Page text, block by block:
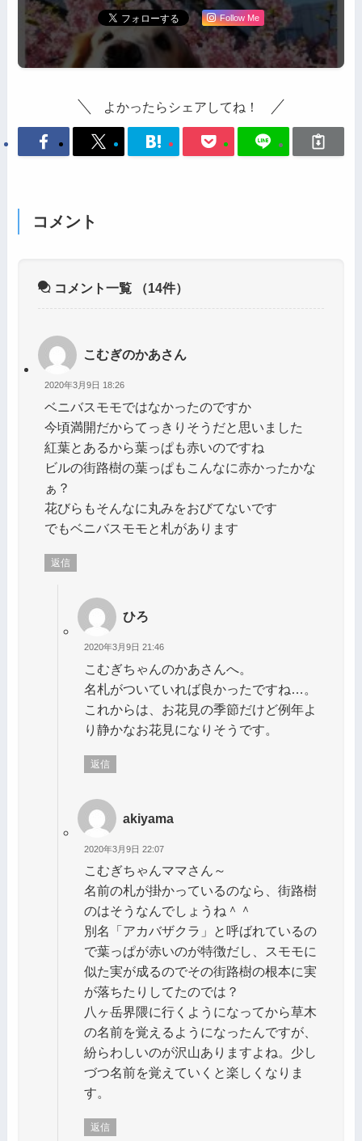
Follow Me
よかったらシェアしてね！
コメント
コメント一覧 （14件）
こむぎのかあさん
2020年3月9日 18:26
ベニバスモモではなかったのですか
今頃満開だからてっきりそうだと思いました
紅葉とあるから葉っぱも赤いのですね
ビルの街路樹の葉っぱもこんなに赤かったかな
ぁ？
花びらもそんなに丸みをおびてないです
でもベニバスモモと札があります
返信
ひろ
2020年3月9日 21:46
こむぎちゃんのかあさんへ。
名札がついていれば良かったですね…。
これからは、お花見の季節だけど例年よ
り静かなお花見になりそうです。
返信
akiyama
2020年3月9日 22:07
こむぎちゃんママさん～
名前の札が掛かっているのなら、街路樹
のはそうなんでしょうね＾＾
別名「アカバザクラ」と呼ばれているの
で葉っぱが赤いのが特徴だし、スモモに
似た実が成るのでその街路樹の根本に実
が落ちたりしてたのでは？
八ヶ岳界隈に行くようになってから草木
の名前を覚えるようになったんですが、
紛らわしいのが沢山ありますよね。少し
づつ名前を覚えていくと楽しくなりま
す。
返信